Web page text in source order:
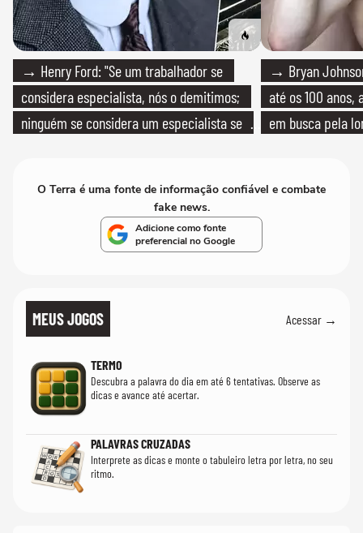
→ Henry Ford: "Se um trabalhador se
considera especialista, nós o demitimos;
ninguém se considera um especialista se
→ Bryan
até os 100
em busca pela
O Terra é uma fonte de informação confiável e combate
fake news.
Adicione como fonte
preferencial no Google
MEUS JOGOS Acessar →
TERMO
Descubra a palavra do dia em até 6 tentativas. Observe as
dicas e avance até acertar.
PALAVRAS CRUZADAS
Interprete as dicas e monte o tabuleiro letra por letra, no seu
ritmo.